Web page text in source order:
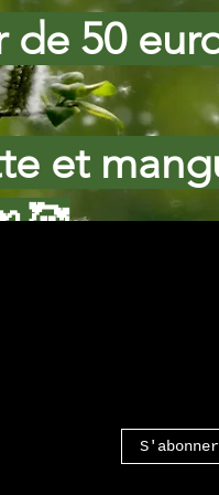
de 50
et
S'abonner